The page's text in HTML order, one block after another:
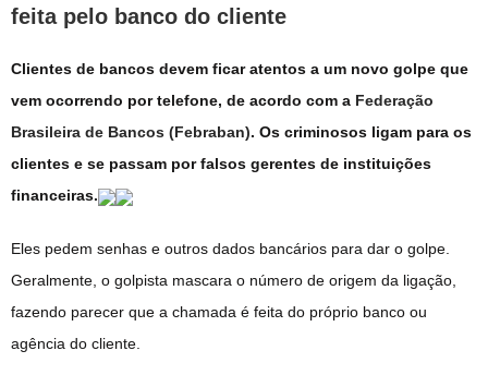
feita pelo banco do cliente
Clientes de bancos devem ficar atentos a um novo golpe que
vem ocorrendo por telefone, de acordo com a Federação
Brasileira de Bancos (Febraban). Os criminosos ligam para os
clientes e se passam por falsos gerentes de instituições
financeiras.
Eles pedem senhas e outros dados bancários para dar o golpe.
Geralmente, o golpista mascara o número de origem da ligação,
fazendo parecer que a chamada é feita do próprio banco ou
agência do cliente.